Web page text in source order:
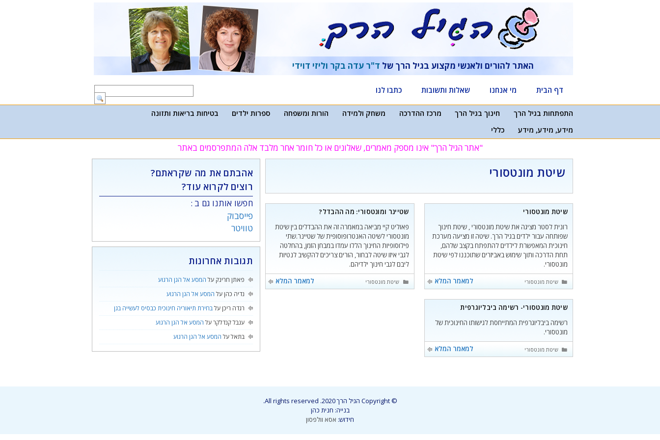
האתר להורים ולאנשי מקצוע בגיל הרך של ד"ר עדה בקר וליזי דוידי
דף הבית מי אנחנו שאלות ותשובות כתבו לנו
התפתחות בגיל הרך חינוך בגיל הרך מרכז ההדרכה משחק ולמידה הורות ומשפחה ספרות ילדים
בטיחות בריאות ותזונה
מידע, מידע, מידע
כללי
"אתר הגיל הרך" אינו מספק מאמרים, שאלונים או כל חומר אחר מלבד אלה המתפרסמים באתר
שיטת מונטסורי
שיטת מונטסורי
רונית לסטר מציגה את שיטת מונטסורי , שיטת חינוך
שפותחה עבור ילדים בגיל הרך. שיטה זו מציעה מערכת
חינוכית המאפשרת לילדים להתפתח בקצב שלהם,
תחת הדרכה ותוך שימוש באביזרים שתוכננו לפי שיטת
מונטסורי.
למאמר המלא
קטגוריות
שיטת מונטסורי
שטיינר ומונטסורי: מה ההבדל?
פאוליט קיי מביאה במאמרה זה את ההבדלים בין שיטת
מונטסורי לשיטה האנטרופוסופית של שטיינר.שתי
פילוסופיות החינוך הללו עמדו במבחן הזמן, בהחלטה
לגבי איזו שיטה לבחור, הורים צריכים להקשיב לנטיות
ליבם לגבי חינוך ילדיהם.
למאמר המלא
קטגוריות
שיטת מונטסורי
שיטת מונטסורי- רשימה ביבליוגרפית
רשימה ביבליוגרפית המתייחסת לגישותו החינוכית של
מונטסורי.
למאמר המלא
קטגוריות
שיטת מונטסורי
אהבתם את מה שקראתם?
רוצים לקרוא עוד?
חפשו אותנו גם ב :
פייסבוק
טוויטר
תגובות אחרונות
פאתן חרינק על המסע אל הגן הרגוע
נדיה כהןעל המסע אל הגן הרגוע
רגדה ריכןעלבחירת תיאוריה חינוכית כבסיס לעשייה בגן
ענבל קנדלקרעל המסע אל הגן הרגוע
בתאלעל המסע אל הגן הרגוע
© Copyright הגיל הרך 2020. All rights reserved.
בנייה: חנית כהן
חידוש: אסא וולפסון